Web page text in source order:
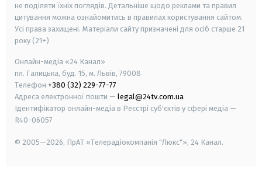
не поділяти їхніх поглядів. Детальніше щодо реклами та правил
цитування можна ознайомитись в правилах користування сайтом.
Усі права захищені. Матеріали сайту призначені для осіб старше 21
року (21+)
Онлайн-медіа «24 Канал»
пл. Галицька, буд. 15, м. Львів, 79008
Телефон +380 (32) 229-77-77
Адреса електронної пошти — legal@24tv.com.ua
Ідентифікатор онлайн-медіа в Реєстрі суб'єктів у сфері медіа —
R40-06057
© 2005—2026, ПрАТ «Телерадіокомпанія "Люкс"», 24 Канал.